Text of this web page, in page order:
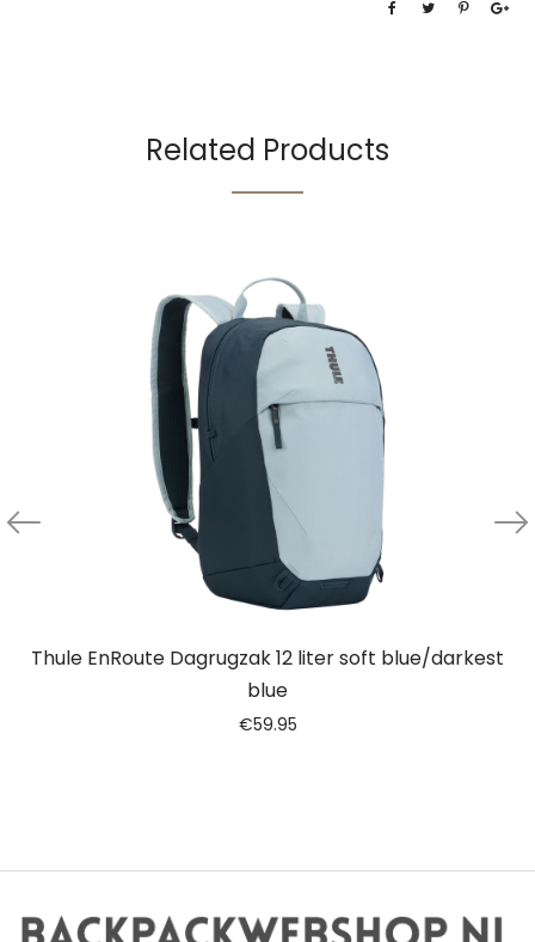
Related Products
Thule EnRoute Dagrugzak 12 liter soft blue/darkest
blue
€59.95